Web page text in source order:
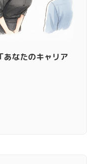
あなたのキャリア